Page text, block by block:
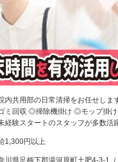
内共用部の日常清掃をお任せしま
ミ回収 ◎掃除機掛け ◎モップ掛
経験スタートのスタッフが多数活
1,300円以上